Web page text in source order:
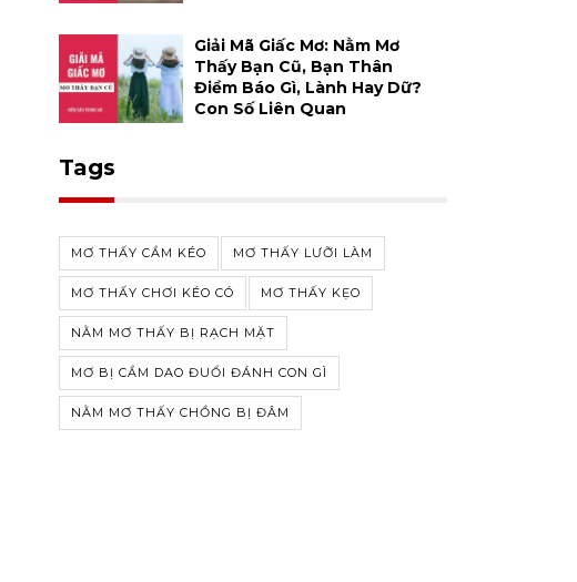
Giải Mã Giấc Mơ: Nằm Mơ
Thấy Bạn Cũ, Bạn Thân
Điềm Báo Gì, Lành Hay Dữ?
Con Số Liên Quan
Tags
MƠ THẤY CẦM KÉO MƠ THẤY LƯỠI LÀM
MƠ THẤY CHƠI KÉO CÓ MƠ THẤY KẸO
NẰM MƠ THẤY BỊ RẠCH MẶT
MƠ BỊ CẦM DAO ĐUỔI ĐÁNH CON GÌ
NẰM MƠ THẤY CHỒNG BỊ ĐÂM